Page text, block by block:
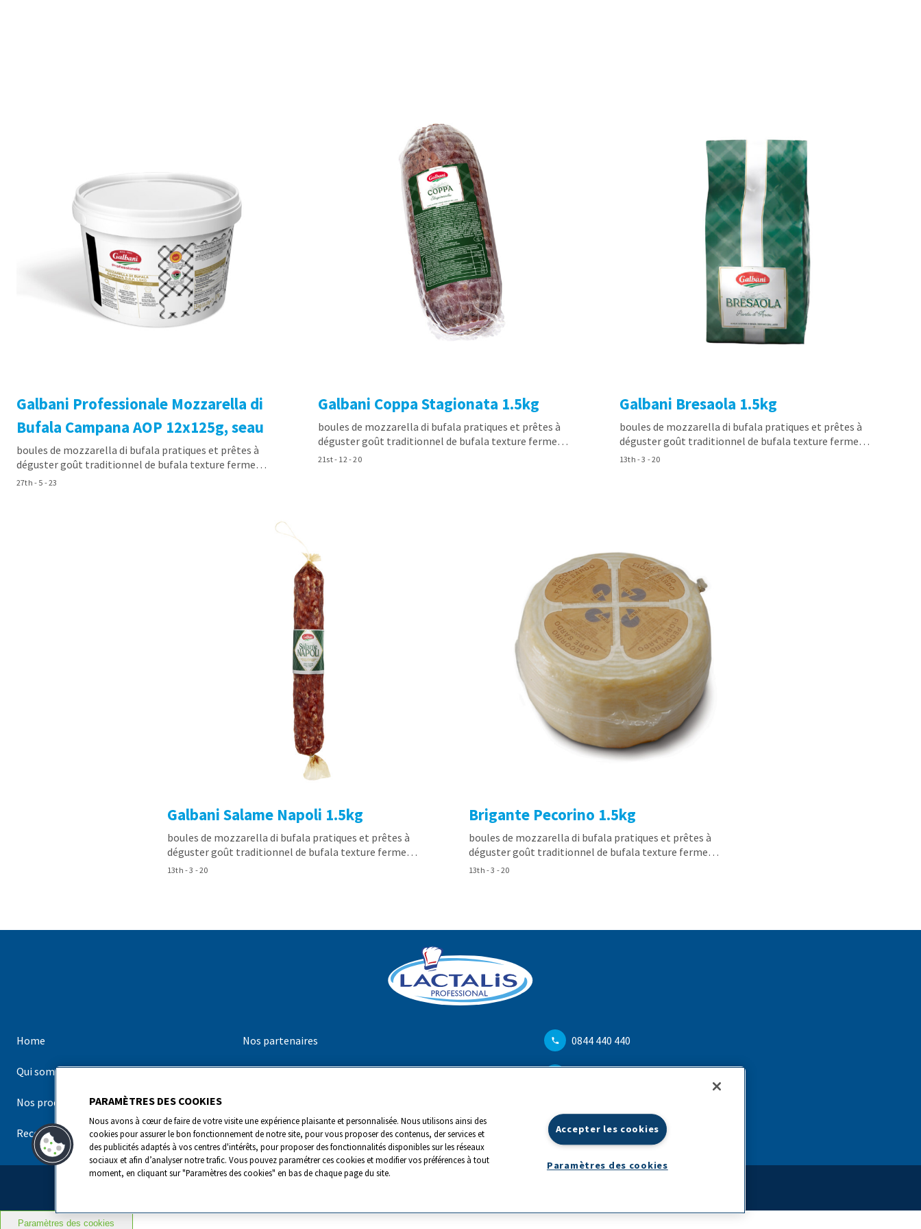
Galbani Professionale Mozzarella di
Bufala Campana AOP 12x125g, seau
boules de mozzarella di bufala pratiques et prêtes à
déguster goût traditionnel de bufala texture ferme…
27th - 5 - 23
Galbani Coppa Stagionata 1.5kg
boules de mozzarella di bufala pratiques et prêtes à
déguster goût traditionnel de bufala texture ferme…
21st - 12 - 20
Galbani Bresaola 1.5kg
boules de mozzarella di bufala pratiques et prêtes à
déguster goût traditionnel de bufala texture ferme…
13th - 3 - 20
Galbani Salame Napoli 1.5kg
boules de mozzarella di bufala pratiques et prêtes à
déguster goût traditionnel de bufala texture ferme…
13th - 3 - 20
Brigante Pecorino 1.5kg
boules de mozzarella di bufala pratiques et prêtes à
déguster goût traditionnel de bufala texture ferme…
13th - 3 - 20
Home
Qui sommes-nous ?
Nos produits
Recettes
Nos partenaires
Nos marques
0844 440 440
Paramètres des cookies
PARAMÈTRES DES COOKIES
Nous avons à cœur de faire de votre visite une expérience plaisante et personnalisée. Nous utilisons ainsi des
cookies pour assurer le bon fonctionnement de notre site, pour vous proposer des contenus, der services et
des publicités adaptés à vos centres d'intérêts, pour proposer des fonctionnalités disponibles sur les réseaux
sociaux et afin d’analyser notre trafic. Vous pouvez paramétrer ces cookies et modifier vos préférences à tout
moment, en cliquant sur "Paramètres des cookies" en bas de chaque page du site.
Accepter les cookies
Paramètres des cookies